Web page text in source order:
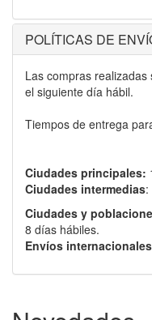
POLÍTICAS DE
Las compras
el siguiente día hábil.
Tiempos de entrega
Ciudades principales:
Ciudades intermedias:
Ciudades y
8 días hábiles.
Envíos